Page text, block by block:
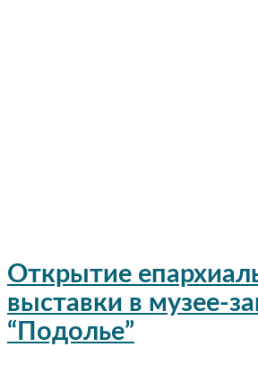
Открытие
выставки в музее-
“Подолье”